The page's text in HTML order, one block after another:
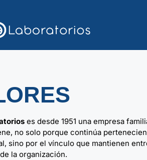
es desde 1951 una empresa
no solo porque continúa
sino por el vínculo que mantienen
la organización.